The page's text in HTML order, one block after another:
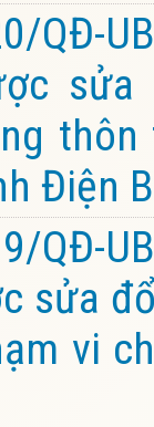
QĐ-
Điện
QĐ-
sửa
vi